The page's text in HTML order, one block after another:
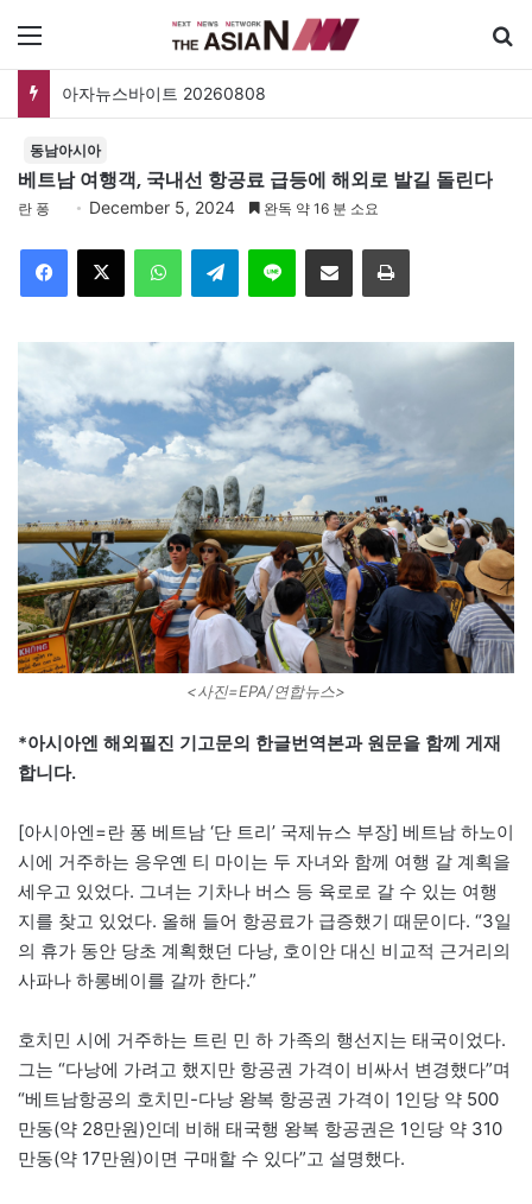
아자뉴스바이트 20260808
동남아시아
베트남 여행객, 국내선 항공료 급등에 해외로 발길 돌린다
란 퐁 December 5, 2024 완독 약 16 분 소요
Telegram 이메일
<사진=EPA/연합뉴스>
*아시아엔 해외필진 기고문의 한글번역본과 원문을 함께 게재
합니다.
[아시아엔=란 퐁 베트남 ‘단 트리’ 국제뉴스 부장] 베트남 하노이
시에 거주하는 응우옌 티 마이는 두 자녀와 함께 여행 갈 계획을
세우고 있었다. 그녀는 기차나 버스 등 육로로 갈 수 있는 여행
지를 찾고 있었다. 올해 들어 항공료가 급증했기 때문이다. “3일
의 휴가 동안 당초 계획했던 다낭, 호이안 대신 비교적 근거리의
사파나 하롱베이를 갈까 한다.”
호치민 시에 거주하는 트린 민 하 가족의 행선지는 태국이었다.
그는 “다낭에 가려고 했지만 항공권 가격이 비싸서 변경했다”며
“베트남항공의 호치민-다낭 왕복 항공권 가격이 1인당 약 500
만동(약 28만원)인데 비해 태국행 왕복 항공권은 1인당 약 310
만동(약 17만원)이면 구매할 수 있다”고 설명했다.